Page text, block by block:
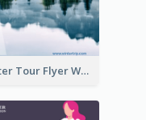
Winter Tour Flyer With Photo Of Snow Mountain